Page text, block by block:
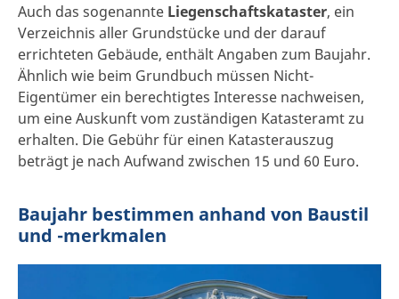
Auch das sogenannte Liegenschaftskataster, ein
Verzeichnis aller Grundstücke und der darauf
errichteten Gebäude, enthält Angaben zum Baujahr.
Ähnlich wie beim Grundbuch müssen Nicht-
Eigentümer ein berechtigtes Interesse nachweisen,
um eine Auskunft vom zuständigen Katasteramt zu
erhalten. Die Gebühr für einen Katasterauszug
beträgt je nach Aufwand zwischen 15 und 60 Euro.
Baujahr bestimmen anhand von Baustil
und -merkmalen